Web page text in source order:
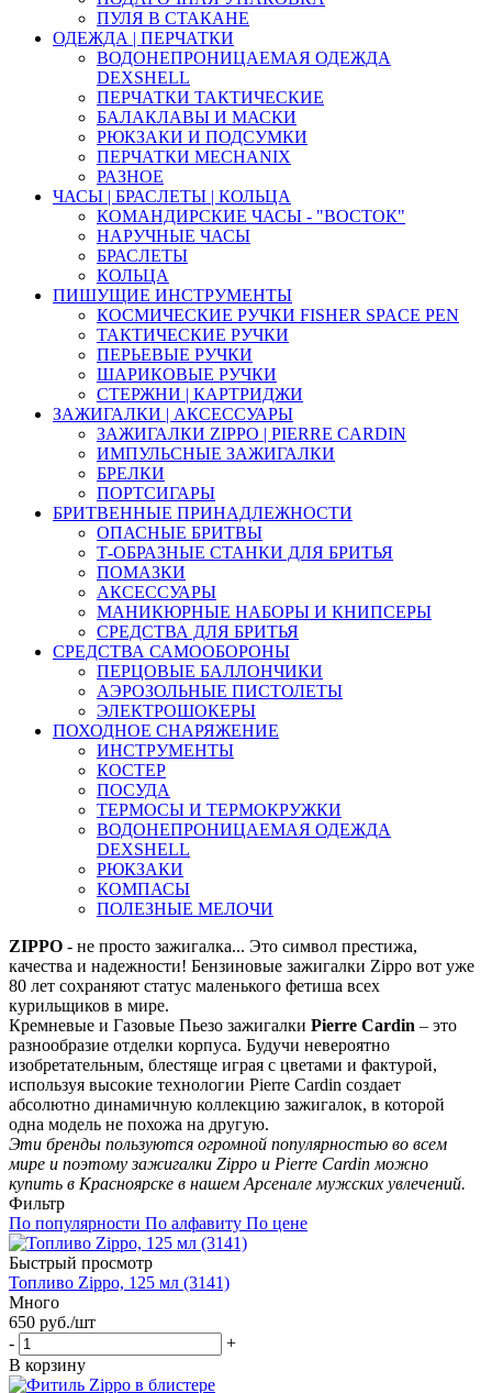
ПУЛЯ В СТАКАНЕ
ОДЕЖДА | ПЕРЧАТКИ
ВОДОНЕПРОНИЦАЕМАЯ ОДЕЖДА
DEXSHELL
ПЕРЧАТКИ ТАКТИЧЕСКИЕ
БАЛАКЛАВЫ И МАСКИ
РЮКЗАКИ И ПОДСУМКИ
ПЕРЧАТКИ MECHANIX
РАЗНОЕ
ЧАСЫ | БРАСЛЕТЫ | КОЛЬЦА
КОМАНДИРСКИЕ ЧАСЫ - "ВОСТОК"
НАРУЧНЫЕ ЧАСЫ
БРАСЛЕТЫ
КОЛЬЦА
ПИШУЩИЕ ИНСТРУМЕНТЫ
КОСМИЧЕСКИЕ РУЧКИ FISHER SPACE PEN
ТАКТИЧЕСКИЕ РУЧКИ
ПЕРЬЕВЫЕ РУЧКИ
ШАРИКОВЫЕ РУЧКИ
СТЕРЖНИ | КАРТРИДЖИ
ЗАЖИГАЛКИ | АКСЕССУАРЫ
ЗАЖИГАЛКИ ZIPPO | PIERRE CARDIN
ИМПУЛЬСНЫЕ ЗАЖИГАЛКИ
БРЕЛКИ
ПОРТСИГАРЫ
БРИТВЕННЫЕ ПРИНАДЛЕЖНОСТИ
ОПАСНЫЕ БРИТВЫ
Т-ОБРАЗНЫЕ СТАНКИ ДЛЯ БРИТЬЯ
ПОМАЗКИ
АКСЕССУАРЫ
МАНИКЮРНЫЕ НАБОРЫ И КНИПСЕРЫ
СРЕДСТВА ДЛЯ БРИТЬЯ
СРЕДСТВА САМООБОРОНЫ
ПЕРЦОВЫЕ БАЛЛОНЧИКИ
АЭРОЗОЛЬНЫЕ ПИСТОЛЕТЫ
ЭЛЕКТРОШОКЕРЫ
ПОХОДНОЕ СНАРЯЖЕНИЕ
ИНСТРУМЕНТЫ
КОСТЕР
ПОСУДА
ТЕРМОСЫ И ТЕРМОКРУЖКИ
ВОДОНЕПРОНИЦАЕМАЯ ОДЕЖДА
DEXSHELL
РЮКЗАКИ
КОМПАСЫ
ПОЛЕЗНЫЕ МЕЛОЧИ
ZIPPO - не просто зажигалка... Это символ престижа,
качества и надежности! Бензиновые зажигалки Zippo вот уже
80 лет сохраняют статус маленького фетиша всех
курильщиков в мире.
Кремневые и Газовые Пьезо зажигалки Pierre Cardin – это
разнообразие отделки корпуса. Будучи невероятно
изобретательным, блестяще играя с цветами и фактурой,
используя высокие технологии Pierre Cardin создает
абсолютно динамичную коллекцию зажигалок, в которой
одна модель не похожа на другую.
Эти бренды пользуются огромной популярностью во всем
мире и поэтому зажигалки Zippo и Pierre Cardin можно
купить в Красноярске в нашем Арсенале мужских увлечений.
Фильтр
По популярности По алфавиту По цене
Быстрый просмотр
Топливо Zippo, 125 мл (3141)
Много
650 руб./шт
-
+
В корзину